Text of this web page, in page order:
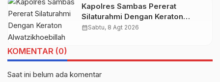
Kapolres Sambas Pererat
Silaturahmi Dengan Keraton
Alwatzikhoebillah Kesultanan
calendar_monthSabtu, 8 Agt 2026
KOMENTAR (0)
Saat ini belum ada komentar